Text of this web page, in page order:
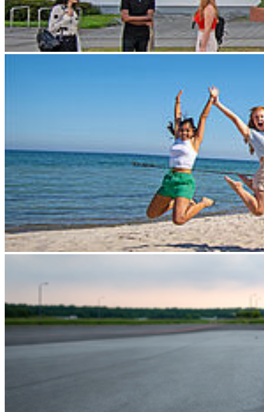
Hochschule Stralsund
Zur Schwedenschanze 15
18435 Stralsund
Fakultät für Elektrotechnik und Informatik
Fakultät für Maschinenbau
Fakultät für Wirtschaft
Hochschulkommunikation
Login
Webmailer